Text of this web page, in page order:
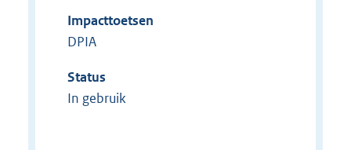
Impacttoetsen
DPIA
Status
In gebruik